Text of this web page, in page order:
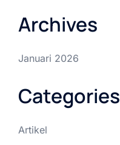
Archives
Januari 2026
Categories
Artikel